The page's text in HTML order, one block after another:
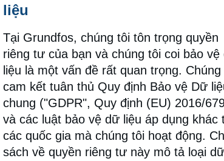
liệu
Tại Grundfos, chúng tôi tôn trọng quyền
riêng tư của bạn và chúng tôi coi bảo vệ
liệu là một vấn đề rất quan trọng. Chúng
cam kết tuân thủ Quy định Bảo vệ Dữ
chung ("GDPR", Quy định (EU) 2016/
và các luật bảo vệ dữ liệu áp dụng khác
các quốc gia mà chúng tôi hoạt động.
sách về quyền riêng tư này mô tả loại dữ